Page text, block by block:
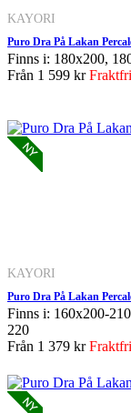
KAYORI
Puro Dra På Lakan
Finns i: 180x200,
Från 1 599 kr
KAYORI
Puro Dra På Lakan
Finns i: 160x200-
220
Från 1 379 kr